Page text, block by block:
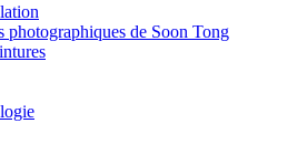
de Soon Tong